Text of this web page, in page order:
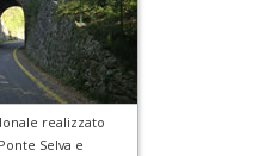
realizzato
Selva e